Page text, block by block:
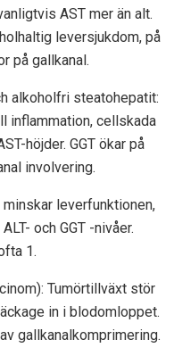
AST mer än alt.
leversjukdom, på
på gallkanal.
alkoholfri steatohepatit:
inflammation, cellskada
höjder. GGT ökar på
involvering.
leverfunktionen,
och GGT -nivåer.
1.
Tumörtillväxt stör
in i blodomloppet.
gallkanalkomprimering.